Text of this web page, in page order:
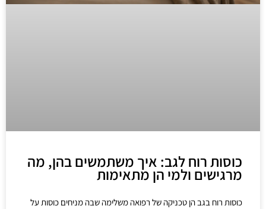
כוסות רוח לגב: איך משתמשים בהן, מה
מרגישים ולמי הן מתאימות
כוסות רוח בגב הן טכניקה של רפואה משלימה שבה מניחים כוסות על